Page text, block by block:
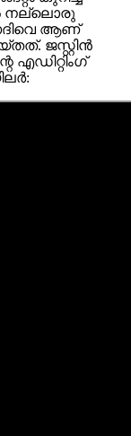
നല്ലൊരു
ആണ്
ജസ്റ്റിൻ
എഡിറ്റിംഗ്